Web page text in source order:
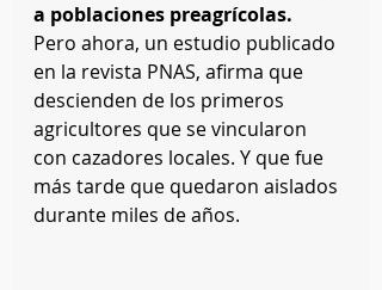
a poblaciones preagrícolas.
Pero ahora, un estudio publicado
en la revista PNAS, afirma que
descienden de los primeros
agricultores que se vincularon
con cazadores locales. Y que fue
más tarde que quedaron aislados
durante miles de años.